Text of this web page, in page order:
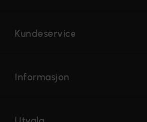
Kundeservice
Informasjon